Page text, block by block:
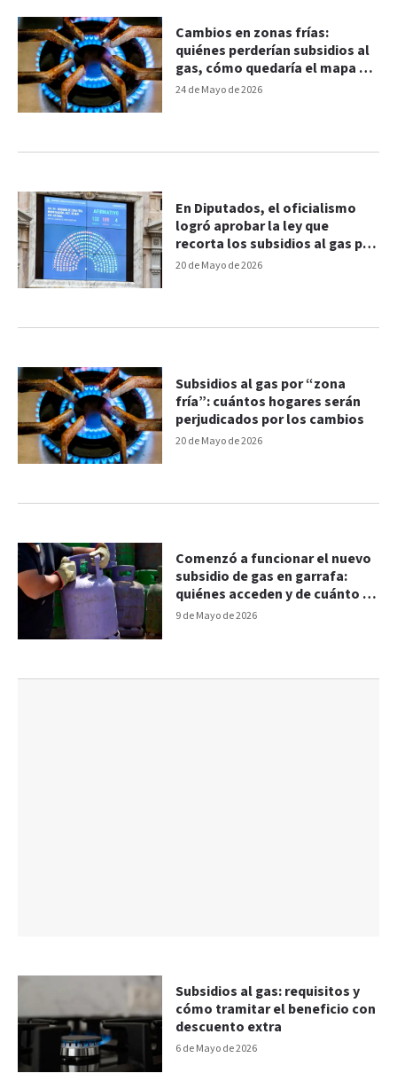
24 de Mayo de 2026
Cambios en zonas frías:
quiénes perderían subsidios al
gas, cómo quedaría el mapa y
las tarifas
20 de Mayo de 2026
En Diputados, el oficialismo
logró aprobar la ley que
recorta los subsidios al gas por
"zona fría"
20 de Mayo de 2026
Subsidios al gas por “zona
fría”: cuántos hogares serán
perjudicados por los cambios
9 de Mayo de 2026
Comenzó a funcionar el nuevo
subsidio de gas en garrafa:
quiénes acceden y de cuánto es
el reintegro
6 de Mayo de 2026
Subsidios al gas: requisitos y
cómo tramitar el beneficio con
descuento extra